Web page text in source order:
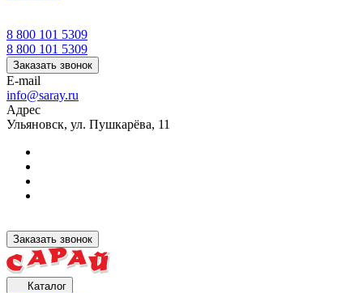
8 800 101 5309
8 800 101 5309
Заказать звонок
E-mail
info@saray.ru
Адрес
Ульяновск, ул. Пушкарёва, 11
Заказать звонок
Каталог